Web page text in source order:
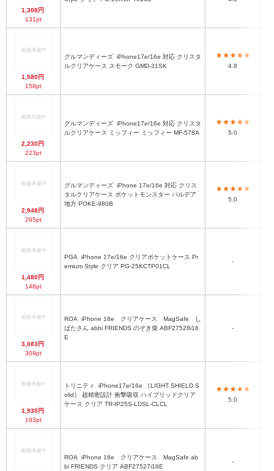
1,308円
131pt
1,580円
158pt
グルマンディーズ
ルクリアケース スモーク GMD-31SK
4.8
2,230円
223pt
グルマンディーズ
ルクリアケース ミッフィー ミッフィー MF-578A
5.0
2,948円
295pt
グルマンディーズ
タルクリアケース ポケットモンスター パルデア
地方 POKE-980B
5.0
1,480円
148pt
PGA
emium Style クリア PG-25KCTP01CL
-
3,083円
309pt
ROA
ばたさん abbi FRIENDS のぞき柴 ABF27528i16
E
-
1,930円
193pt
トリニティ
olid］ 超精密設計 衝撃吸収 ハイブリッドクリア
ケース クリア TR-IP25S-LDSL-CLCL
5.0
ROA
bi FRIENDS クリア ABF27527i16E
-